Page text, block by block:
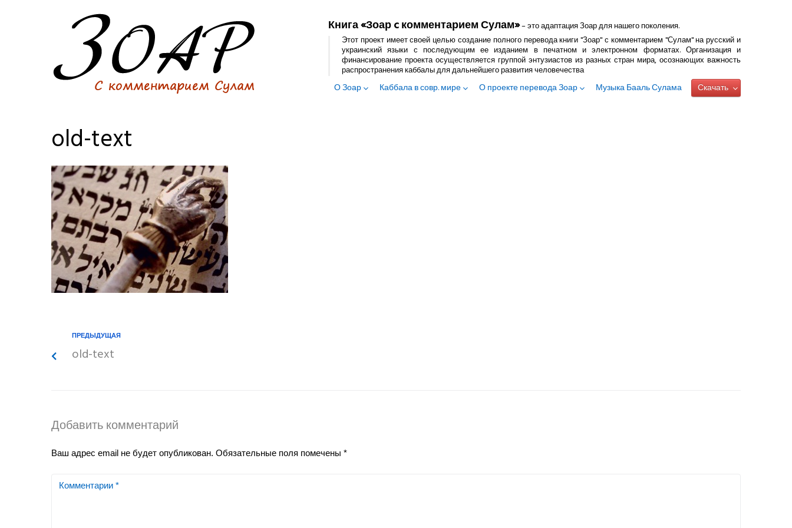
Книга «Зоар c комментарием Сулам»– это адаптация Зоар для нашего поколения.
Этот проект имеет своей целью создание полного перевода книги "Зоар" с комментарием "Сулам" на русский и
украинский языки с последующим ее изданием в печатном и электронном форматах. Организация и
финансирование проекта осуществляется группой энтузиастов из разных стран мира, осознающих важность
распространения каббалы для дальнейшего развития человечества
О Зоар Каббала в совр. мире О проекте перевода Зоар Музыка Бааль Сулама Скачать
old-text
ПРЕДЫДУЩАЯ
old-text
Добавить комментарий
Ваш адрес email не будет опубликован. Обязательные поля помечены *